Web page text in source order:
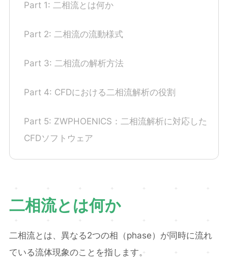
Part 1: 二相流とは何か
Part 2: 二相流の流動様式
Part 3: 二相流の解析方法
Part 4: CFDにおける二相流解析の役割
Part 5: ZWPHOENICS：二相流解析に対応した
CFDソフトウェア
二相流とは何か
二相流とは、異なる2つの相（phase）が同時に流れ
ている流体現象のことを指します。